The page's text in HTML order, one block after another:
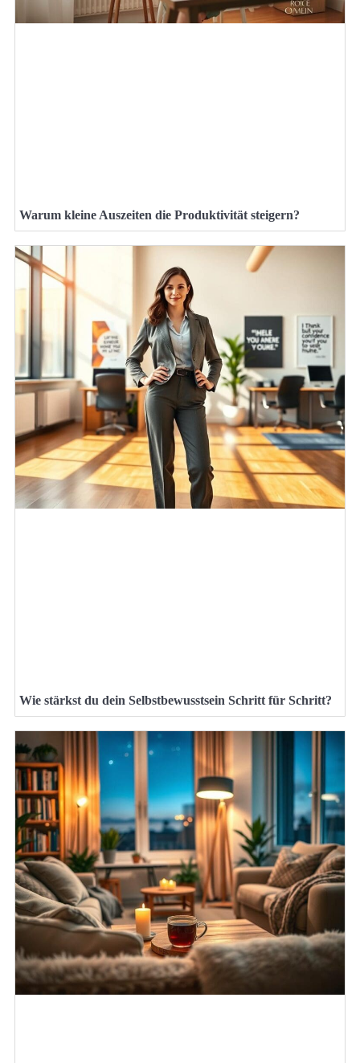
Warum kleine Auszeiten die Produktivität steigern?
Wie stärkst du dein Selbstbewusstsein Schritt für Schritt?